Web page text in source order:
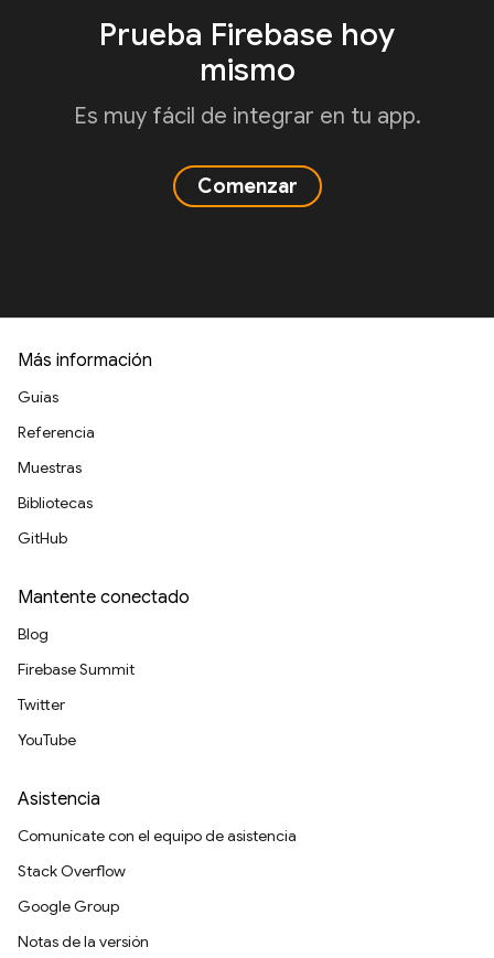
Prueba Firebase hoy
mismo
Es muy fácil de integrar en tu app.
Comenzar
Más información
Guías
Referencia
Muestras
Bibliotecas
GitHub
Mantente conectado
Blog
Firebase Summit
Twitter
YouTube
Asistencia
Comunícate con el equipo de asistencia
Stack Overflow
Google Group
Notas de la versión